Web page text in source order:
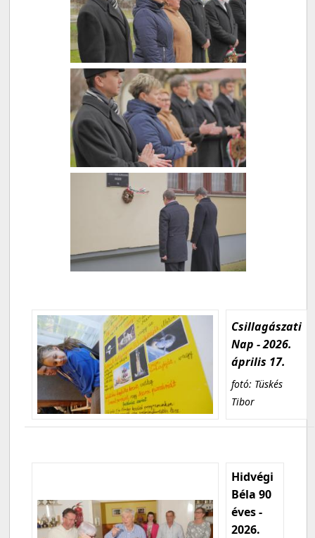
Csillagászati
Nap - 2026.
április 17.
fotó: Tüskés
Tibor
Hidvégi
Béla 90
éves -
2026.